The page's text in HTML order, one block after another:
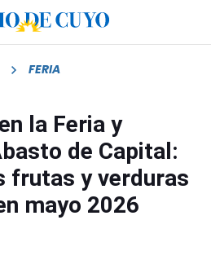
FERIA
la Feria y
de Capital:
frutas y verduras
mayo 2026